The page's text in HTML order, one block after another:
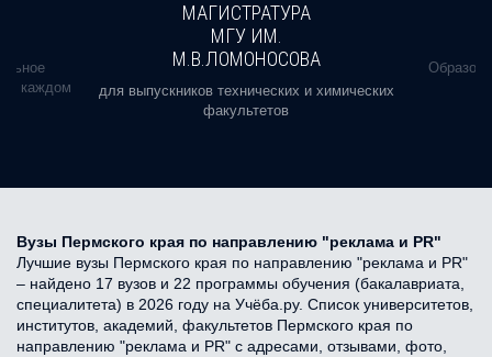
в каждом
МАГИСТРАТУРА
МГУ ИМ.
М.В.ЛОМОНОСОВА
для выпускников технических и химических
факультетов
Вузы Пермского края по направлению "реклама и PR"
Лучшие вузы Пермского края по направлению "реклама и PR"
– найдено 17 вузов и 22 программы обучения (бакалавриата,
специалитета) в 2026 году на Учёба.ру. Список университетов,
институтов, академий, факультетов Пермского края по
направлению "реклама и PR" с адресами, отзывами, фото,